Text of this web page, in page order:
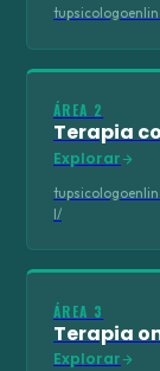
ÁREA 2
Terapia
Explorar
l/
ÁREA 3
Terapia
Explorar